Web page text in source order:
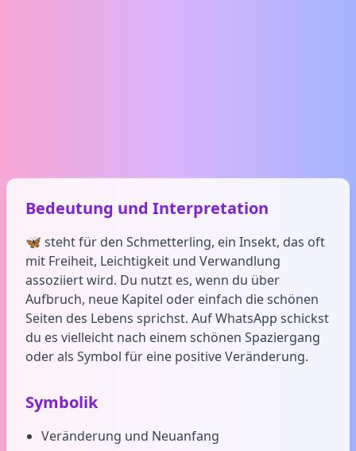
Bedeutung und Interpretation
🦋 steht für den Schmetterling, ein Insekt, das oft
mit Freiheit, Leichtigkeit und Verwandlung
assoziiert wird. Du nutzt es, wenn du über
Aufbruch, neue Kapitel oder einfach die schönen
Seiten des Lebens sprichst. Auf WhatsApp schickst
du es vielleicht nach einem schönen Spaziergang
oder als Symbol für eine positive Veränderung.
Symbolik
Veränderung und Neuanfang